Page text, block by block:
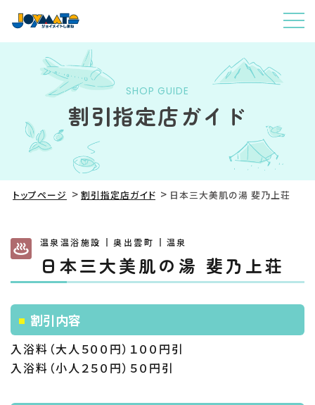
SHOP GUIDE
割引指定店ガイド
トップページ 割引指定店ガイド 日本三大美肌の湯 斐乃上荘
温泉温浴施設 奥出雲町 温泉
日本三大美肌の湯 斐乃上荘
割引内容
入浴料（大人５００円）１００円引
入浴料（小人２５０円）５０円引